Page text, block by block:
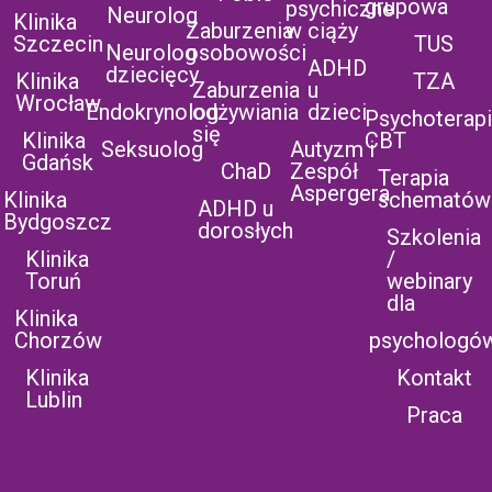
Klinika
Szczecin
Klinika
Wrocław
Klinika
Gdańsk
Klinika
Bydgoszcz
Klinika
Toruń
Klinika
Chorzów
Klinika
Lublin
Neurolog
Neurolog
dziecięcy
Endokrynolog
Seksuolog
Zaburzenia
osobowości
Zaburzenia
odżywiania
się
ChaD
ADHD u
dorosłych
psychiczne
w ciąży
ADHD
u
dzieci
Autyzm i
Zespół
Aspergera
grupowa
TUS
TZA
CBT
Terapia
schematów
Szkolenia
/
webinary
dla
Kontakt
Praca